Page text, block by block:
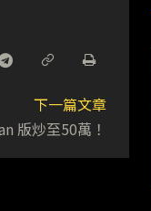
下一篇文章
版炒至50萬！